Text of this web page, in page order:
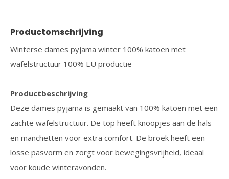
Productomschrijving
Winterse dames pyjama winter 100% katoen met
wafelstructuur 100% EU productie
Productbeschrijving
Deze dames pyjama is gemaakt van 100% katoen met een
zachte wafelstructuur. De top heeft knoopjes aan de hals
en manchetten voor extra comfort. De broek heeft een
losse pasvorm en zorgt voor bewegingsvrijheid, ideaal
voor koude winteravonden.